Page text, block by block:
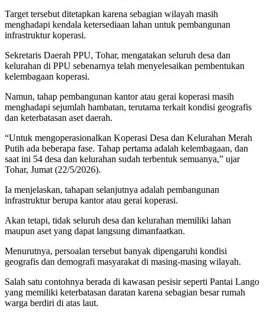
Target tersebut ditetapkan karena sebagian wilayah masih
menghadapi kendala ketersediaan lahan untuk pembangunan
infrastruktur koperasi.
Sekretaris Daerah PPU, Tohar, mengatakan seluruh desa dan
kelurahan di PPU sebenarnya telah menyelesaikan pembentukan
kelembagaan koperasi.
Namun, tahap pembangunan kantor atau gerai koperasi masih
menghadapi sejumlah hambatan, terutama terkait kondisi geografis
dan keterbatasan aset daerah.
“Untuk mengoperasionalkan Koperasi Desa dan Kelurahan Merah
Putih ada beberapa fase. Tahap pertama adalah kelembagaan, dan
saat ini 54 desa dan kelurahan sudah terbentuk semuanya,” ujar
Tohar, Jumat (22/5/2026).
Ia menjelaskan, tahapan selanjutnya adalah pembangunan
infrastruktur berupa kantor atau gerai koperasi.
Akan tetapi, tidak seluruh desa dan kelurahan memiliki lahan
maupun aset yang dapat langsung dimanfaatkan.
Menurutnya, persoalan tersebut banyak dipengaruhi kondisi
geografis dan demografi masyarakat di masing-masing wilayah.
Salah satu contohnya berada di kawasan pesisir seperti Pantai Lango
yang memiliki keterbatasan daratan karena sebagian besar rumah
warga berdiri di atas laut.